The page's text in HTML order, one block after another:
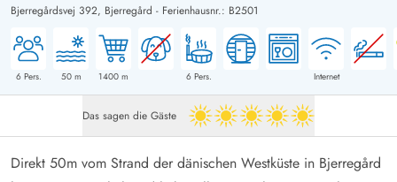
Bjerregårdsvej 392, Bjerregård - Ferienhausnr.: B2501
6Pers. 50m 1400 m 6Pers. Internet
Das sagen die Gäste 5 von 5
Direkt 50m vom Strand der dänischen Westküste in Bjerregård